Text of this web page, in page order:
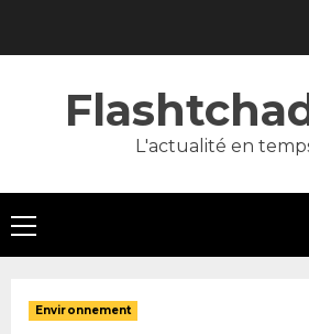
L'actualité en
Primary
Menu
Environnement